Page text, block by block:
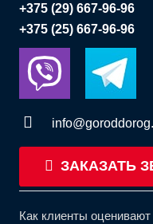
+375 (29) 667-96-96
+375 (25) 667-96-96
ЗАКАЗАТЬ
Как клиенты